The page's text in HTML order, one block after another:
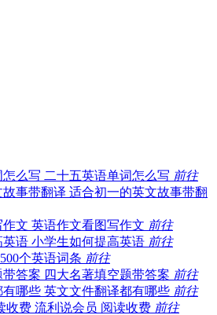
二十五英语单词怎么写 前往
适合初一的英文故事带翻
英语作文看图写作文 前往
小学生如何提高英语 前往
500个英语词条 前往
四大名著填空题带答案 前往
英文文件翻译都有哪些 前往
流利说会员 阅读收费 前往